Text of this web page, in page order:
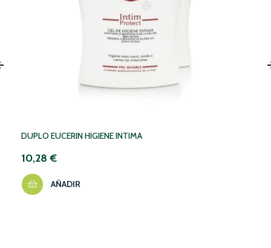
DUPLO EUCERIN HIGIENE INTIMA
10,28 €
AÑADIR